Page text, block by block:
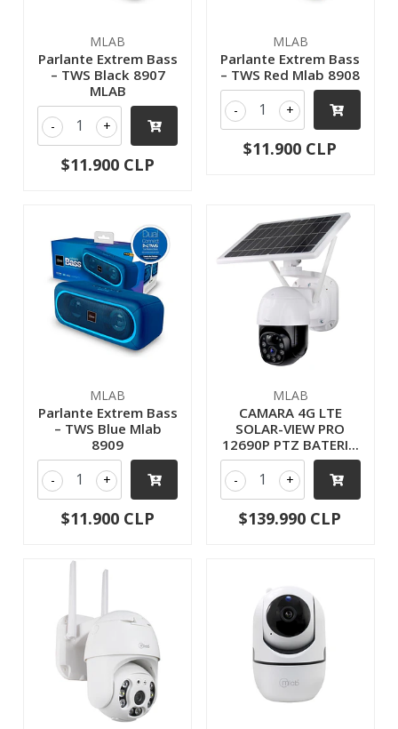
MLAB
Parlante Extrem Bass
– TWS Black 8907
MLAB
+
-
$11.900 CLP
MLAB
Parlante Extrem Bass
– TWS Red Mlab 8908
+
-
$11.900 CLP
MLAB
Parlante Extrem Bass
– TWS Blue Mlab
8909
+
-
$11.900 CLP
MLAB
CAMARA 4G LTE
SOLAR-VIEW PRO
12690P PTZ BATERI...
+
-
$139.990 CLP